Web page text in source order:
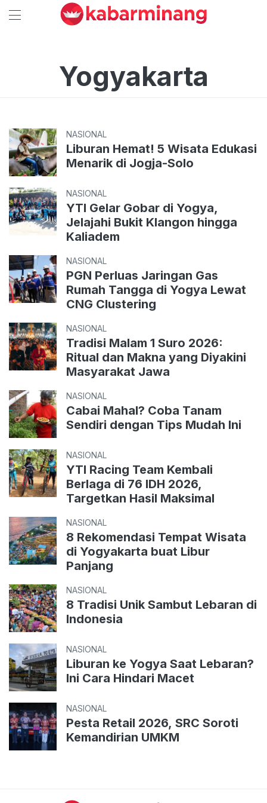
Yogyakarta
NASIONAL
Liburan Hemat! 5 Wisata Edukasi
Menarik di Jogja-Solo
NASIONAL
YTI Gelar Gobar di Yogya,
Jelajahi Bukit Klangon hingga
Kaliadem
NASIONAL
PGN Perluas Jaringan Gas
Rumah Tangga di Yogya Lewat
CNG Clustering
NASIONAL
Tradisi Malam 1 Suro 2026:
Ritual dan Makna yang Diyakini
Masyarakat Jawa
NASIONAL
Cabai Mahal? Coba Tanam
Sendiri dengan Tips Mudah Ini
NASIONAL
YTI Racing Team Kembali
Berlaga di 76 IDH 2026,
Targetkan Hasil Maksimal
NASIONAL
8 Rekomendasi Tempat Wisata
di Yogyakarta buat Libur
Panjang
NASIONAL
8 Tradisi Unik Sambut Lebaran di
Indonesia
NASIONAL
Liburan ke Yogya Saat Lebaran?
Ini Cara Hindari Macet
NASIONAL
Pesta Retail 2026, SRC Soroti
Kemandirian UMKM